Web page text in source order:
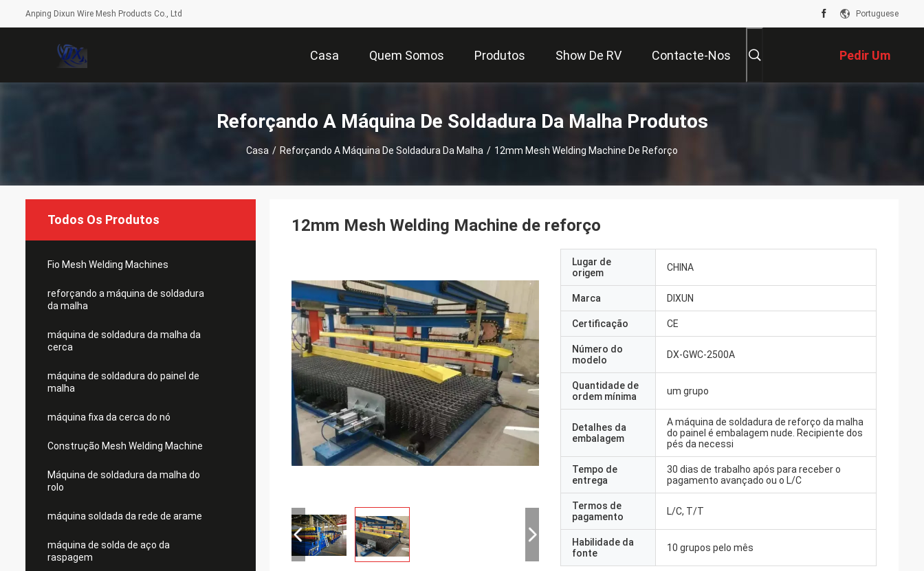
Anping Dixun Wire Mesh Products Co., Ltd Portuguese
Casa Quem Somos Produtos Show De RV Contacte-Nos Pedir Um
Orçamento
Reforçando A Máquina De Soldadura Da Malha Produtos
Casa / Reforçando A Máquina De Soldadura Da Malha / 12mm Mesh Welding Machine De Reforço
Todos Os Produtos
Fio Mesh Welding Machines
reforçando a máquina de soldadura
da malha
máquina de soldadura da malha da
cerca
máquina de soldadura do painel de
malha
máquina fixa da cerca do nó
Construção Mesh Welding Machine
Máquina de soldadura da malha do
rolo
máquina soldada da rede de arame
máquina de solda de aço da
raspagem
12mm Mesh Welding Machine de reforço
Lugar de
origem
CHINA
Marca DIXUN
Certificação CE
Número do
modelo
DX-GWC-2500A
Quantidade de
ordem mínima
um grupo
Detalhes da
embalagem
A máquina de soldadura de reforço da malha
do painel é embalagem nude. Recipiente dos
pés da necessi
Tempo de
entrega
30 dias de trabalho após para receber o
pagamento avançado ou o L/C
Termos de
pagamento
L/C, T/T
Habilidade da
fonte
10 grupos pelo mês